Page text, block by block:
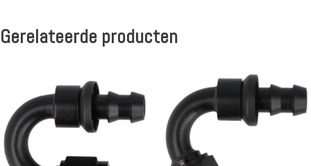
Gerelateerde producten